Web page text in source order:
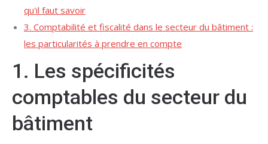
qu'il faut savoir
3. Comptabilité et fiscalité dans le secteur du bâtiment :
les particularités à prendre en compte
1. Les spécificités
comptables du secteur du
bâtiment